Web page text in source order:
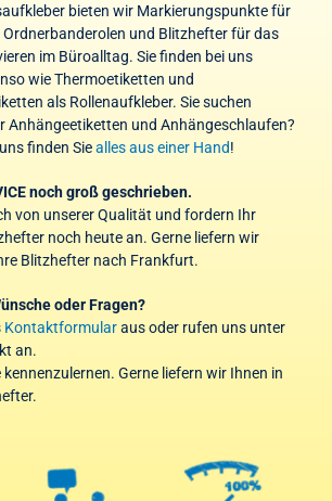
bieten wir Markierungspunkte für
und Blitzhefter für das
im Büroalltag. Sie finden bei uns
wie Thermoetiketten und
als Rollenaufkleber. Sie suchen
Anhängeetiketten und Anhängeschlaufen?
finden Siealles aus einer Hand!
noch groß geschrieben.
von unserer Qualität und fordern Ihr
noch heute an. Gerne liefern wir
Blitzhefter nach Frankfurt.
oder Fragen?
Kontaktformularaus oder rufen uns unter
an.
kennenzulernen. Gerne liefern wir Ihnen in